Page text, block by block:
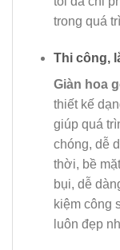
trong quá
Thi công,
Giàn hoa
thiết kế
giúp quá
chóng, dễ
thời, bề
bụi, dễ
kiệm công
luôn đẹp